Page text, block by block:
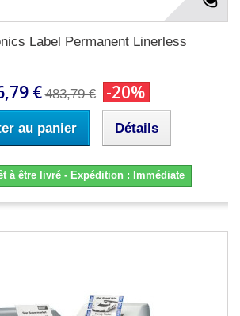
Label Permanent Linerless
€ 483,79 € -20%
au panier Détails
à être livré - Expédition : Immédiate